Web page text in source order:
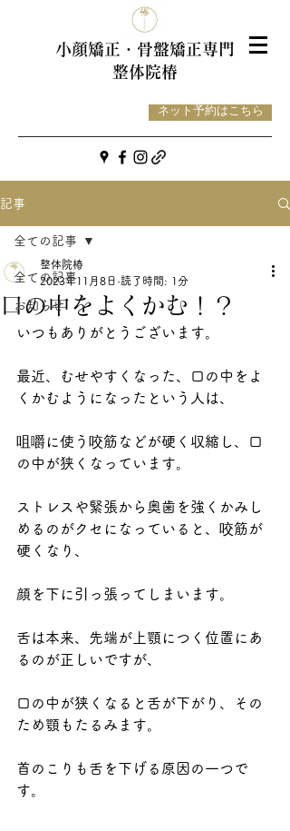
小顔矯正・骨盤矯正専門
整体院椿
ネット予約はこちら
記事
全ての記事
お知らせ
全ての記事
口の中をよくかむ！？
整体院椿
2023年11月8日 読了時間: 1分
いつもありがとうございます。
最近、むせやすくなった、口の中をよ
くかむようになったという人は、
咀嚼に使う咬筋などが硬く収縮し、口
の中が狭くなっています。
ストレスや緊張から奥歯を強くかみし
めるのがクセになっていると、咬筋が
硬くなり、
顔を下に引っ張ってしまいます。
舌は本来、先端が上顎につく位置にあ
るのが正しいですが、
口の中が狭くなると舌が下がり、その
ため顎もたるみます。
首のこりも舌を下げる原因の一つで
す。